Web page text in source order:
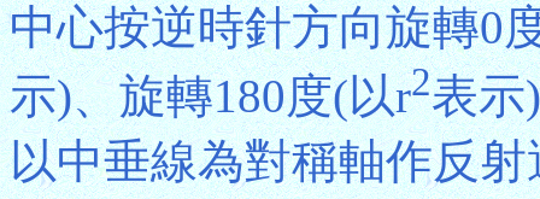
中心按逆時針方向旋轉0
示)、旋轉180度(以r2表示
以中垂線為對稱軸作反